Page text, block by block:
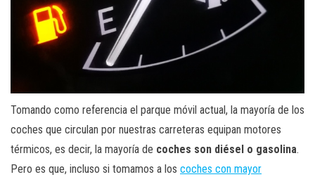
Tomando como referencia el parque móvil actual, la mayoría de los
coches que circulan por nuestras carreteras equipan motores
térmicos, es decir, la mayoría de coches son diésel o gasolina.
Pero es que, incluso si tomamos a los coches con mayor